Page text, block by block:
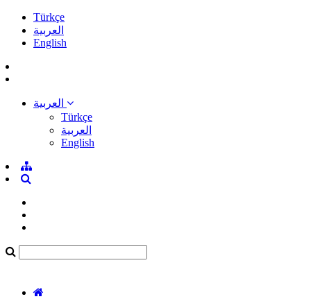
Türkçe
العربية
English
Türkçe
العربية
English